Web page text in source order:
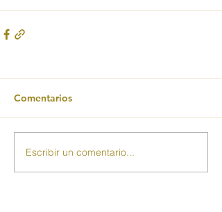
Comentarios
Escribir un comentario...